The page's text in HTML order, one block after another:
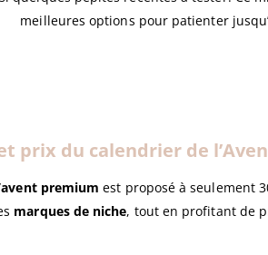
meilleures options pour patienter
prix du calendrier de
premium est proposé à seulement
marques de niche, tout en profitant de